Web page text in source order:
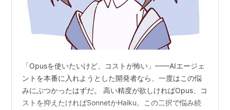
「Opusを使いたいけど、コストが怖い」——AIエージェ
ントを本番に入れようとした開発者なら、一度はこの悩
みにぶつかったはずだ。 高い精度が欲しければOpus、コ
ストを抑えたければSonnetかHaiku。この二択で悩み続